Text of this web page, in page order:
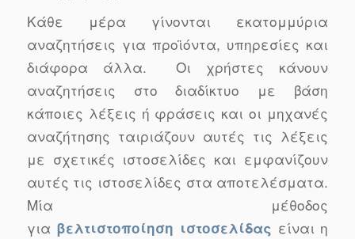
Κάθε μέρα γίνονται εκατομμύρια
αναζητήσεις για προϊόντα, υπηρεσίες και
διάφορα άλλα. Οι χρήστες κάνουν
αναζητήσεις στο διαδίκτυο με βάση
κάποιες λέξεις ή φράσεις και οι μηχανές
αναζήτησης ταιριάζουν αυτές τις λέξεις
με σχετικές ιστοσελίδες και εμφανίζουν
αυτές τις ιστοσελίδες στα αποτελέσματα.
Μία μέθοδος
για βελτιστοποίηση ιστοσελίδας είναι η